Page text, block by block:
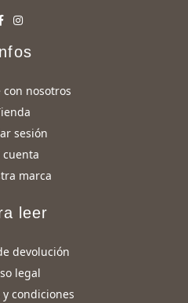
con nosotros
sesión
cuenta
marca
leer
devolución
legal
condiciones